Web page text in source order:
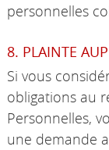
personnelles
8. PLAINTE
Si vous
obligations au
Personnelles,
une demande